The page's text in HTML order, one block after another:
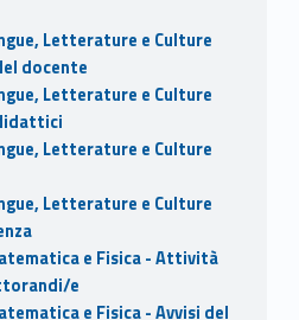
Letterature e Culture
docente
Letterature e Culture
Letterature e Culture
Letterature e Culture
e Fisica - Attività
e
e Fisica - Avvisi del